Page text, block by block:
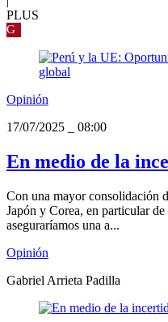
PLUS
G
Opinión
17/07/2025
08:00
En medio de la
Con una mayor consolidación
Japón y Corea, en particular
aseguraríamos una a...
Opinión
Gabriel Arrieta Padilla